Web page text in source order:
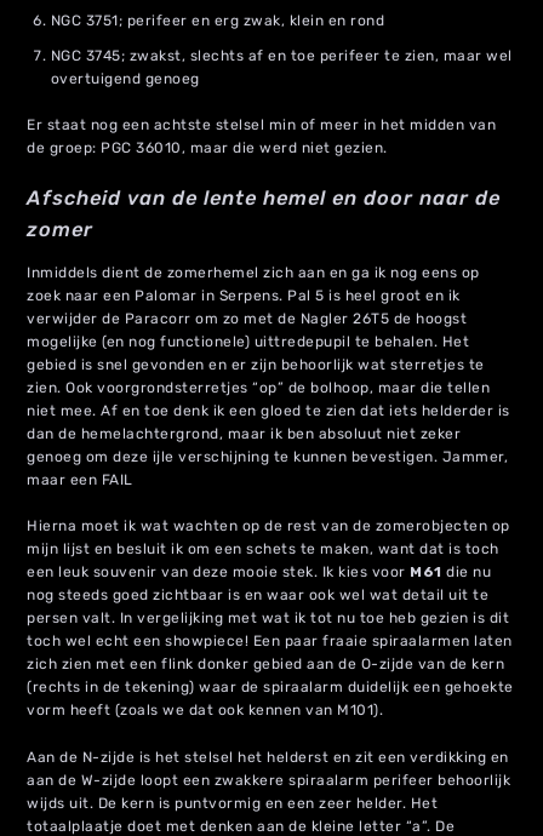
NGC 3751; perifeer en erg zwak, klein en rond
NGC 3745; zwakst, slechts af en toe perifeer te zien, maar wel
overtuigend genoeg
Er staat nog een achtste stelsel min of meer in het midden van
de groep: PGC 36010, maar die werd niet gezien.
Afscheid van de lente hemel en door naar de
zomer
Inmiddels dient de zomerhemel zich aan en ga ik nog eens op
zoek naar een Palomar in Serpens. Pal 5 is heel groot en ik
verwijder de Paracorr om zo met de Nagler 26T5 de hoogst
mogelijke (en nog functionele) uittredepupil te behalen. Het
gebied is snel gevonden en er zijn behoorlijk wat sterretjes te
zien. Ook voorgrondsterretjes “op” de bolhoop, maar die tellen
niet mee. Af en toe denk ik een gloed te zien dat iets helderder is
dan de hemelachtergrond, maar ik ben absoluut niet zeker
genoeg om deze ijle verschijning te kunnen bevestigen. Jammer,
maar een FAIL
Hierna moet ik wat wachten op de rest van de zomerobjecten op
mijn lijst en besluit ik om een schets te maken, want dat is toch
een leuk souvenir van deze mooie stek. Ik kies voor M61 die nu
nog steeds goed zichtbaar is en waar ook wel wat detail uit te
persen valt. In vergelijking met wat ik tot nu toe heb gezien is dit
toch wel echt een showpiece! Een paar fraaie spiraalarmen laten
zich zien met een flink donker gebied aan de O-zijde van de kern
(rechts in de tekening) waar de spiraalarm duidelijk een gehoekte
vorm heeft (zoals we dat ook kennen van M101).
Aan de N-zijde is het stelsel het helderst en zit een verdikking en
aan de W-zijde loopt een zwakkere spiraalarm perifeer behoorlijk
wijds uit. De kern is puntvormig en een zeer helder. Het
totaalplaatje doet met denken aan de kleine letter “a”. De